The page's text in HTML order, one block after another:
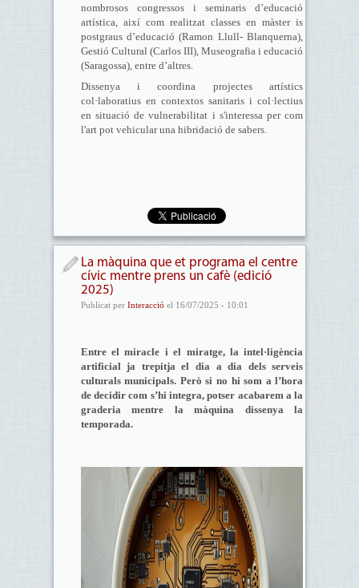
nombrosos congressos i seminaris d’educació
artística, així com realitzat classes en màster is
postgraus d’educació (Ramon Llull- Blanquerna),
Gestió Cultural (Carlos III), Museografia i educació
(Saragossa), entre d’altres.
Dissenya i coordina projectes artístics
col·laboratius en contextos sanitaris i col·lectius
en situació de vulnerabilitat i s'interessa per com
l'art pot vehicular una hibridació de sabers.
La màquina que et programa el centre
cívic mentre prens un cafè (edició
2025)
Publicat per Interacció el 16/07/2025 - 10:01
Entre el miracle i el miratge, la intel·ligència
artificial ja trepitja el dia a dia dels serveis
culturals municipals. Però si no hi som a l’hora
de decidir com s’hi integra, potser acabarem a la
graderia mentre la màquina dissenya la
temporada.